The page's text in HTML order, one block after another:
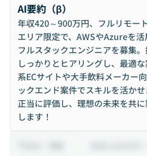
AI要約（β）
年収420～900万円、フルリモー
エリア限定で、AWSやAzureを
フルスタックエンジニアを募集
しっかりとヒアリングし、最適
系ECサイトや大手飲料メーカー
ックエンド案件でスキルを活か
正当に評価し、理想の未来を共
します！